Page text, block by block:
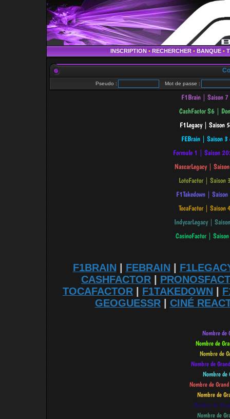
INSCRIPTION • RECHERCHER • BANQUE •
Pseudo : Mot de passe :
F1BRAIN FEBRAIN
CASHFACTOR
TOCAFACTOR
F1TAKEDOWN
GEOGUESSR| CINÉ